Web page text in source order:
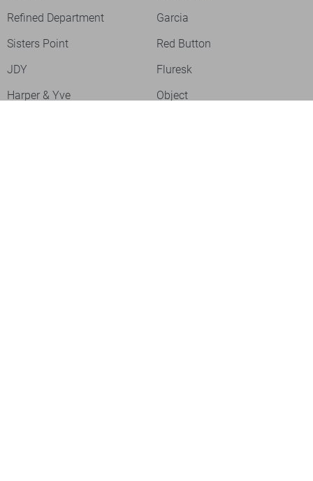
Refined Department
Garcia
Sisters Point
Red Button
JDY
Fluresk
Harper & Yve
Object